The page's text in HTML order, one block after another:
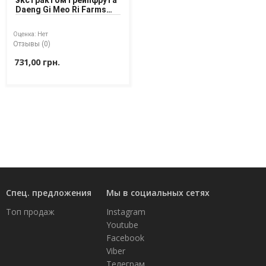
Доставка
Оплата
Daeng Gi Meo Ri Farms
Оценка: Нет
Отзывы (0)
731,00 грн.
Спец. предложения
Топ продаж
Мы в социальных сетях
Instagram
Youtube
Facebook
Viber